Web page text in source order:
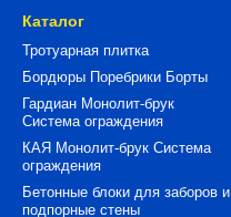
Каталог
Тротуарная плитка
Бордюры Поребрики Борты
Гардиан Монолит-брук
Система ограждения
КАЯ Монолит-брук Система
ограждения
Бетонные блоки для заборов и
подпорные стены